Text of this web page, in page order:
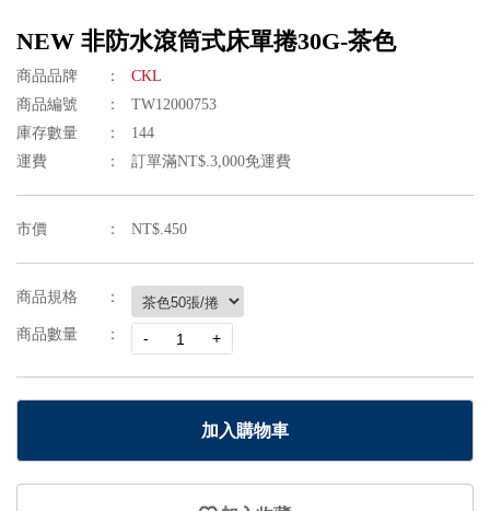
NEW 非防水滾筒式床單捲30G-茶色
商品品牌
CKL
商品編號
TW12000753
庫存數量
144
運費
訂單滿NT$.3,000免運費
市價 NT$.450
商品規格
商品數量
加入購物車